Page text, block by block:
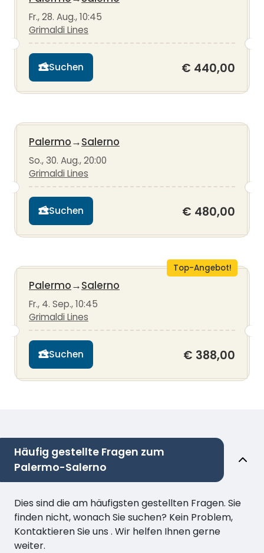
Fr., 28. Aug., 10:45
Grimaldi Lines
Suchen € 440,00
Palermo→Salerno
So., 30. Aug., 20:00
Grimaldi Lines
Suchen € 480,00
Top-Angebot!
Palermo→Salerno
Fr., 4. Sep., 10:45
Grimaldi Lines
Suchen € 388,00
Häufig gestellte Fragen zum
Palermo-Salerno
Dies sind die am häufigsten gestellten Fragen. Sie
finden nicht, wonach Sie suchen? Kein Problem,
Kontaktieren Sie uns . Wir helfen Ihnen gerne
weiter.